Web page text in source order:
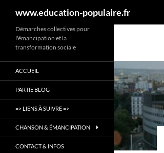
Aller
www.education-populaire.fr
Démarches collectives pour
l'émancipation et la
transformation sociale
ACCUEIL
PARTIE BLOG
=> LIENS À SUIVRE =>
CHANSON & ÉMANCIPATION
CONTACT & INFOS